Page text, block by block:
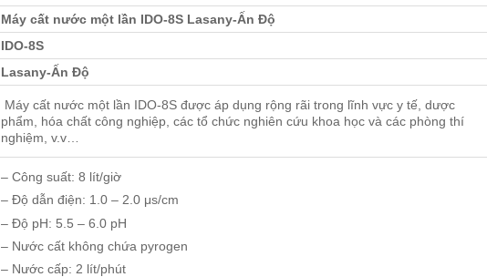
Máy cất nước một lần IDO-8S Lasany-Ấn Độ
IDO-8S
Lasany-Ấn Độ
Máy cất nước một lần IDO-8S được áp dụng rộng rãi trong lĩnh vực y tế, dược
phẩm, hóa chất công nghiệp, các tổ chức nghiên cứu khoa học và các phòng thí
nghiệm, v.v…
– Công suất: 8 lít/giờ
– Độ dẫn điện: 1.0 – 2.0 μs/cm
– Độ pH: 5.5 – 6.0 pH
– Nước cất không chứa pyrogen
– Nước cấp: 2 lít/phút